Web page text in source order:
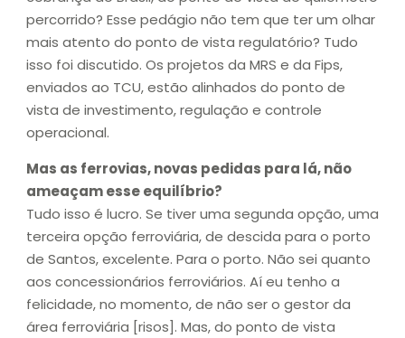
percorrido? Esse pedágio não tem que ter um olhar
mais atento do ponto de vista regulatório? Tudo
isso foi discutido. Os projetos da MRS e da Fips,
enviados ao TCU, estão alinhados do ponto de
vista de investimento, regulação e controle
operacional.
Mas as ferrovias, novas pedidas para lá, não
ameaçam esse equilíbrio?
Tudo isso é lucro. Se tiver uma segunda opção, uma
terceira opção ferroviária, de descida para o porto
de Santos, excelente. Para o porto. Não sei quanto
aos concessionários ferroviários. Aí eu tenho a
felicidade, no momento, de não ser o gestor da
área ferroviária [risos]. Mas, do ponto de vista